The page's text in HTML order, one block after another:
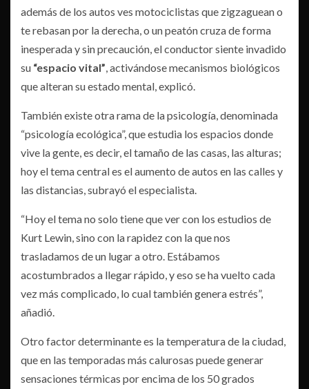
además de los autos ves motociclistas que zigzaguean o
te rebasan por la derecha, o un peatón cruza de forma
inesperada y sin precaución, el conductor siente invadido
su “espacio vital”, activándose mecanismos biológicos
que alteran su estado mental, explicó.
También existe otra rama de la psicología, denominada
“psicología ecológica”, que estudia los espacios donde
vive la gente, es decir, el tamaño de las casas, las alturas;
hoy el tema central es el aumento de autos en las calles y
las distancias, subrayó el especialista.
“Hoy el tema no solo tiene que ver con los estudios de
Kurt Lewin, sino con la rapidez con la que nos
trasladamos de un lugar a otro. Estábamos
acostumbrados a llegar rápido, y eso se ha vuelto cada
vez más complicado, lo cual también genera estrés”,
añadió.
Otro factor determinante es la temperatura de la ciudad,
que en las temporadas más calurosas puede generar
sensaciones térmicas por encima de los 50 grados